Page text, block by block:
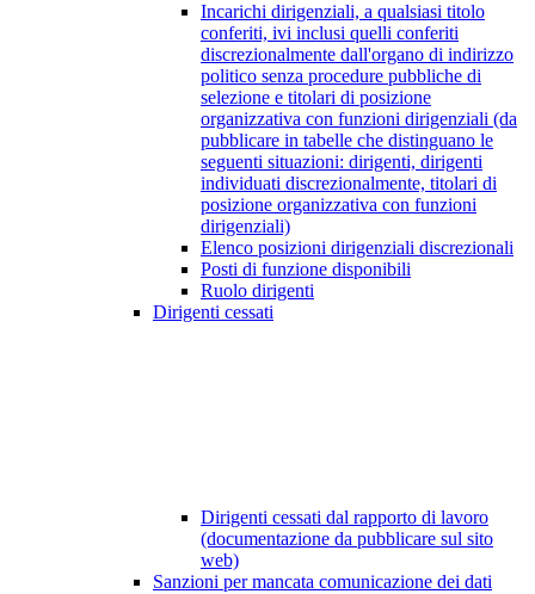
Incarichi dirigenziali, a qualsiasi titolo
conferiti, ivi inclusi quelli conferiti
discrezionalmente dall'organo di indirizzo
politico senza procedure pubbliche di
selezione e titolari di posizione
organizzativa con funzioni dirigenziali (da
pubblicare in tabelle che distinguano le
seguenti situazioni: dirigenti, dirigenti
individuati discrezionalmente, titolari di
posizione organizzativa con funzioni
dirigenziali)
Elenco posizioni dirigenziali discrezionali
Posti di funzione disponibili
Ruolo dirigenti
Dirigenti cessati
Dirigenti cessati dal rapporto di lavoro
(documentazione da pubblicare sul sito
web)
Sanzioni per mancata comunicazione dei dati